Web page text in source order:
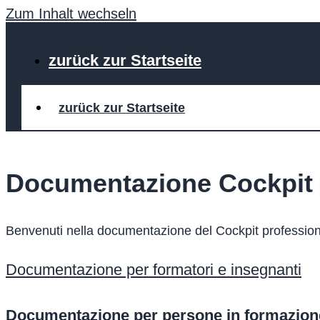
Zum Inhalt wechseln
zurück zur Startseite
zurück zur Startseite
Documentazione
Benvenuti nella documentazione del Cockpit
Documentazione per formatori e insegnanti
Documentazione per persone in